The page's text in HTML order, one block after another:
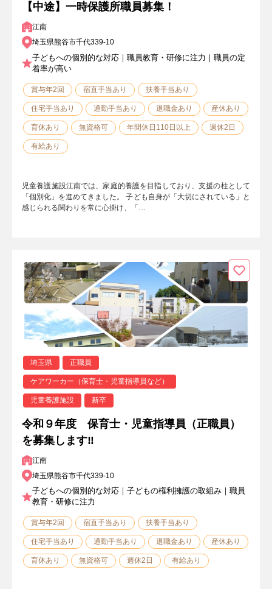
【中途】一時保護所職員募集！
江南
埼玉県熊谷市千代339-10
子どもへの個別的な対応｜職員教育・研修に注力｜職員の定
着率が高い
賞与年2回 宿直手当あり 扶養手当あり
住宅手当あり 通勤手当あり 退職金あり 産休あり
育休あり 無資格可 年間休日110日以上 週休2日
有給あり
児童養護施設江南では、家庭的養護を目指しており、支援の柱として
「個別化」を進めてきました。 子ども自身が「大切にされている」と
感じられる関わりを常に心掛け、「…
埼玉県 正職員
ケアワーカー（保育士・児童指導員など）
児童養護施設 新卒
令和９年度 保育士・児童指導員（正職員）
を募集します‼
江南
埼玉県熊谷市千代339-10
子どもへの個別的な対応｜子どもの権利擁護の取組み｜職員
教育・研修に注力
賞与年2回 宿直手当あり 扶養手当あり
住宅手当あり 通勤手当あり 退職金あり 産休あり
育休あり 無資格可 週休2日 有給あり